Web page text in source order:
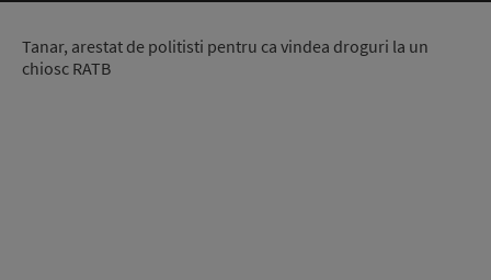
Tanar, arestat de politisti pentru ca vindea droguri la un
chiosc RATB
RADIO